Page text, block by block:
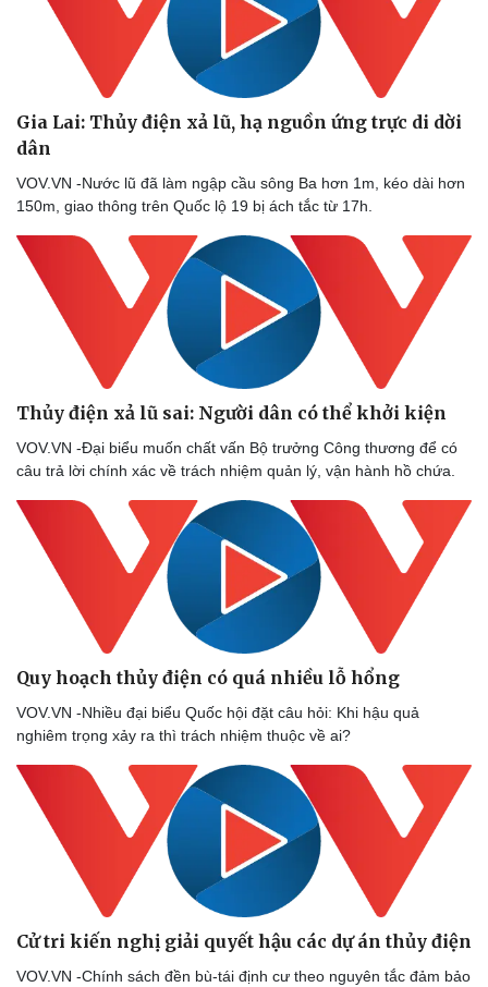
Sức khỏe
Dinh dưỡng - món ngon
Cây thuốc
Nhi khoa
Nam khoa
Làm đẹp - giảm cân
Phòng mạch online
Ăn sạch sống khỏe
Đời sống
Nhà đẹp
Blog
Gia Lai: Thủy điện xả lũ, hạ nguồn ứng trực di dời
dân
VOV.VN -Nước lũ đã làm ngập cầu sông Ba hơn 1m, kéo dài hơn
150m, giao thông trên Quốc lộ 19 bị ách tắc từ 17h.
Thủy điện xả lũ sai: Người dân có thể khởi kiện
VOV.VN -Đại biểu muốn chất vấn Bộ trưởng Công thương để có
câu trả lời chính xác về trách nhiệm quản lý, vận hành hồ chứa.
Quy hoạch thủy điện có quá nhiều lỗ hổng
VOV.VN -Nhiều đại biểu Quốc hội đặt câu hỏi: Khi hậu quả
nghiêm trọng xảy ra thì trách nhiệm thuộc về ai?
Cử tri kiến nghị giải quyết hậu các dự án thủy điện
VOV.VN -Chính sách đền bù-tái định cư theo nguyên tắc đảm bảo